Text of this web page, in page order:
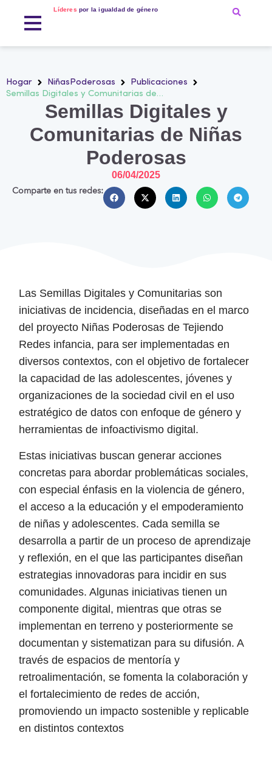
Líderes por la igualdad de género
Hogar NiñasPoderosas
Publicaciones
Semillas Digitales y Comunitarias de…
Semillas Digitales y
Comunitarias de Niñas
Poderosas
06/04/2025
Comparte en tus redes:
Las Semillas Digitales y Comunitarias son
iniciativas de incidencia, diseñadas en el marco
del proyecto Niñas Poderosas de Tejiendo
Redes infancia, para ser implementadas en
diversos contextos, con el objetivo de fortalecer
la capacidad de las adolescentes, jóvenes y
organizaciones de la sociedad civil en el uso
estratégico de datos con enfoque de género y
herramientas de infoactivismo digital.
Estas iniciativas buscan generar acciones
concretas para abordar problemáticas sociales,
con especial énfasis en la violencia de género,
el acceso a la educación y el empoderamiento
de niñas y adolescentes. Cada semilla se
desarrolla a partir de un proceso de aprendizaje
y reflexión, en el que las participantes diseñan
estrategias innovadoras para incidir en sus
comunidades. Algunas iniciativas tienen un
componente digital, mientras que otras se
implementan en terreno y posteriormente se
documentan y sistematizan para su difusión. A
través de espacios de mentoría y
retroalimentación, se fomenta la colaboración y
el fortalecimiento de redes de acción,
promoviendo un impacto sostenible y replicable
en distintos contextos